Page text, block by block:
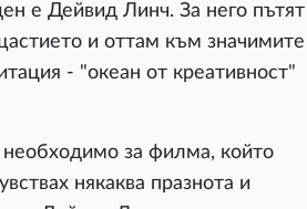
е Дейвид Линч. За него пътят
и оттам към значимите
- "океан от креативност"
за филма, който
някаква празнота и